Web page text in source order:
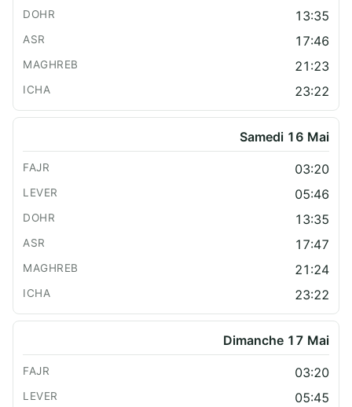
13:35
17:46
21:23
23:22
Samedi 16 Mai
03:20
05:46
13:35
17:47
21:24
23:22
Dimanche 17 Mai
03:20
05:45